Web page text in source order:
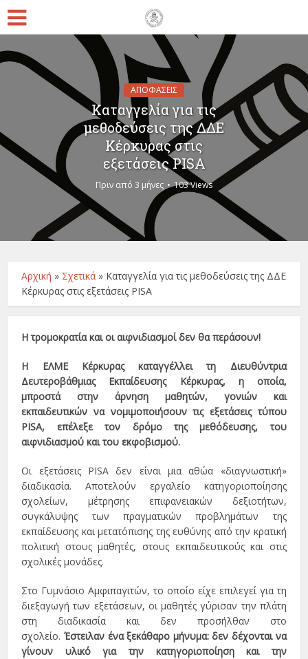
ΑΠΟΦΑΣΕΙΣ
Καταγγελία για τις
μεθοδεύσεις της ΔΔΕ
Κέρκυρας στις
εξετάσεις PISA
Πριν από 3 μήνες 103 Views
Αρχική » Σχετικά » Καταγγελία για τις μεθοδεύσεις της ΔΔΕ
Κέρκυρας στις εξετάσεις PISA
Η τρομοκρατία και οι αιφνιδιασμοί δεν θα περάσουν!
Η ΕΛΜΕ Κέρκυρας καταγγέλλει τη Διευθύντρια
Δευτεροβάθμιας Εκπαίδευσης Κέρκυρας, η οποία,
μπροστά στην άρνηση μαθητών, γονιών και
εκπαιδευτικών να νομιμοποιήσουν τις εξετάσεις τύπου
PISA, επέλεξε τον δρόμο της μεθόδευσης, του
αιφνιδιασμού και του εκφοβισμού.
Οι εξετάσεις PISA δεν είναι μια αθώα «διαγνωστική»
διαδικασία. Αποτελούν εργαλείο κατηγοριοποίησης
σχολείων, μέτρησης επιφανειακών δεξιοτήτων,
συγκάλυψης των πραγματικών προβλημάτων της
εκπαίδευσης και μετατόπισης της ευθύνης από την κρατική
πολιτική στους μαθητές, στους εκπαιδευτικούς και στις
σχολικές μονάδες.
Στο Γυμνάσιο Αμφιπαγιτών, το οποίο είχε επιλεγεί για τη
διεξαγωγή των εξετάσεων, οι μαθητές γύρισαν την πλάτη
στη διαδικασία και δεν προσήλθαν στο
σχολείο. Έστειλαν ένα ξεκάθαρο μήνυμα: δεν δέχονται να
γίνουν υλικό για την κατηγοριοποίηση και την